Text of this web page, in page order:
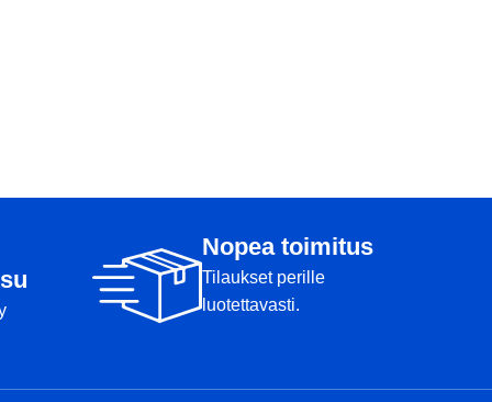
Nopea toimitus
Tilaukset perille
luotettavasti.